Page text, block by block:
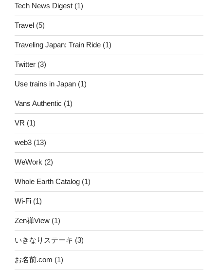
Tech News Digest (1)
Travel (5)
Traveling Japan: Train Ride (1)
Twitter (3)
Use trains in Japan (1)
Vans Authentic (1)
VR (1)
web3 (13)
WeWork (2)
Whole Earth Catalog (1)
Wi-Fi (1)
Zen禅View (1)
いきなりステーキ (3)
お名前.com (1)